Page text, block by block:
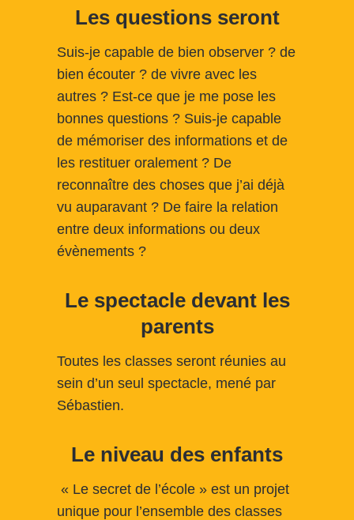
Les questions seront
Suis-je capable de bien observer ? de
bien écouter ? de vivre avec les
autres ? Est-ce que je me pose les
bonnes questions ? Suis-je capable
de mémoriser des informations et de
les restituer oralement ? De
reconnaître des choses que j’ai déjà
vu auparavant ? De faire la relation
entre deux informations ou deux
évènements ?
Le spectacle devant les
parents
Toutes les classes seront réunies au
sein d’un seul spectacle, mené par
Sébastien.
Le niveau des enfants
« Le secret de l’école » est un projet
unique pour l’ensemble des classes